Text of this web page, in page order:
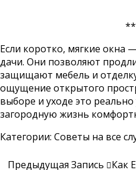
Если коротко, мягкие окна
дачи. Они позволяют
защищают мебель и
ощущение открытого
выборе и уходе это
загородную жизнь
Категории: Советы на все
Предыдущая Запись Как